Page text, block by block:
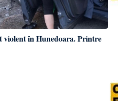
în Hunedoara. Printre